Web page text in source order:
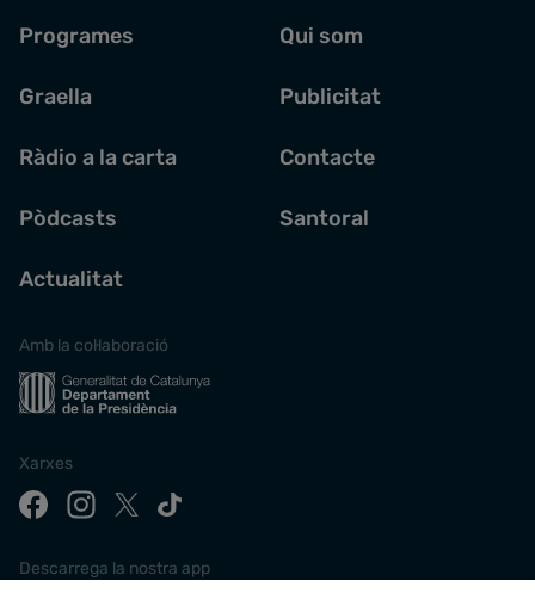
Programes
Graella
Ràdio a la carta
Pòdcasts
Actualitat
Qui som
Publicitat
Contacte
Santoral
Amb la col·laboració
Xarxes
Descarrega la nostra app